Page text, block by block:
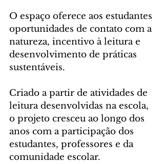
O espaço oferece aos estudantes
oportunidades de contato com a
natureza, incentivo à leitura e
desenvolvimento de práticas
sustentáveis.
Criado a partir de atividades de
leitura desenvolvidas na escola,
o projeto cresceu ao longo dos
anos com a participação dos
estudantes, professores e da
comunidade escolar.